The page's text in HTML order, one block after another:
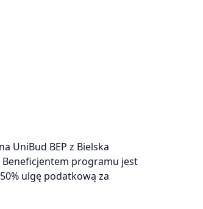
UniBud BEP z Bielska
Beneficjentem programu jest
ulgę podatkową za